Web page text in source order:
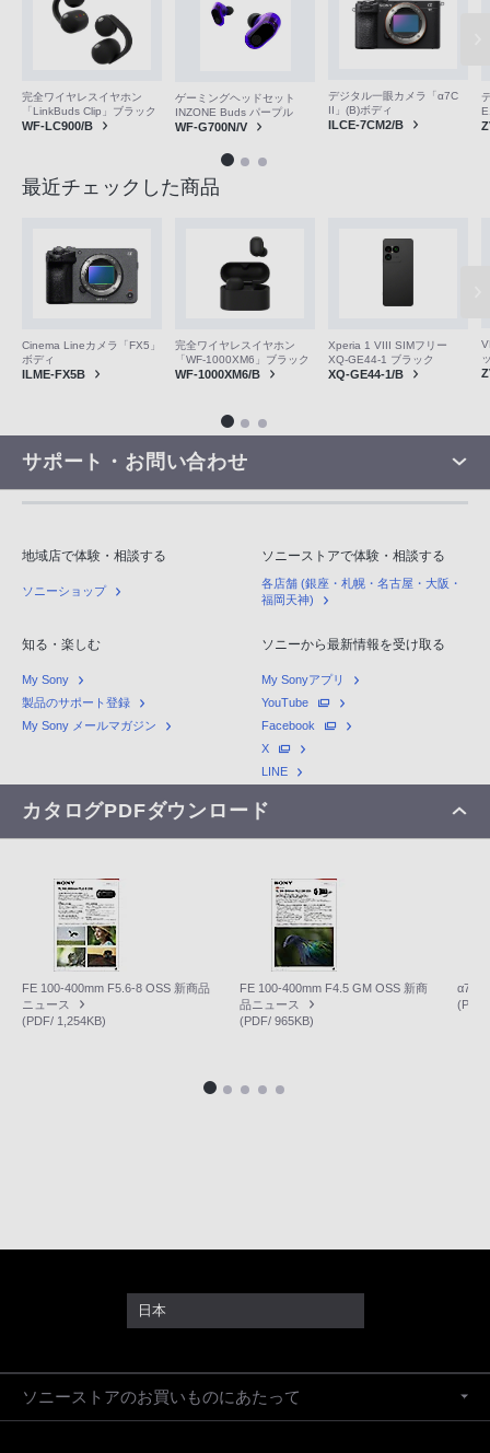
完全ワイヤレスイヤホン
「LinkBuds Clip」ブラック
WF-LC900/B
ゲーミングヘッドセット
INZONE Buds パープル
WF-G700N/V
デジタル一眼カメラ「α7C
II」(B)ボディ
ILCE-7CM2/B
最近チェックした商品
Cinema Lineカメラ「FX5」
ボディ
ILME-FX5B
完全ワイヤレスイヤホン
「WF-1000XM6」ブラック
WF-1000XM6/B
Xperia 1 VIII SIMフリー
XQ-GE44-1 ブラック
XQ-GE44-1/B
サポート・お問い合わせ
地域店で体験・相談する
ソニーショップ
ソニーストアで体験・相談する
各店舗 (銀座・札幌・名古屋・大阪・
福岡天神)
知る・楽しむ
My Sony
製品のサポート登録
My Sony メールマガジン
ソニーから最新情報を受け取る
My Sonyアプリ
YouTube
Facebook
X
LINE
カタログPDFダウンロード
FE 100-400mm F5.6-8 OSS 新商品
ニュース
(PDF/ 1,254KB)
FE 100-400mm F4.5 GM OSS 新商
品ニュース
(PDF/ 965KB)
α7R
日本
ソニーストアのお買いものにあたって